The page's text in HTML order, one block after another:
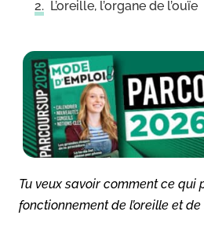
L’oreille, l’organe de l’ouïe
Tu veux savoir comment ce qui
fonctionnement de l’oreille et de